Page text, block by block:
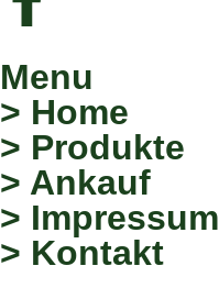
Menu
> Home
> Produkte
> Ankauf
> Impressum
> Kontakt